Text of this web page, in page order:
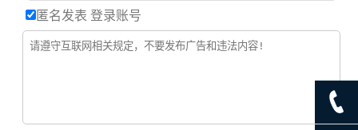
匿名发表 登录账号